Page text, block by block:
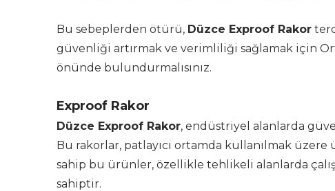
Bu sebeplerden ötürü, Düzce Exproof Rakor
güvenliği artırmak ve verimliliği sağlamak için
önünde bulundurmalısınız.
Exproof Rakor
Düzce Exproof Rakor, endüstriyel alanlarda
Bu rakorlar, patlayıcı ortamda kullanılmak
sahip bu ürünler, özellikle tehlikeli alanlarda
sahiptir.